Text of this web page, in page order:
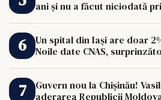
ani și nu a făcut niciodată
Un spital din Iași are doar
Noile date CNAS,
Guvern nou la Chișinău!
aderarea Republicii